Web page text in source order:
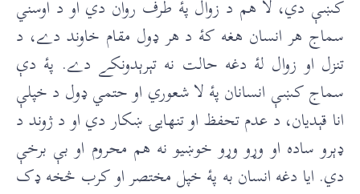
کښې دي، لا هم د زوال پۀ طرف روان دي او د اوسني
سماج هر انسان هغه کۀ د هر ډول مقام خاوند دے، د
تنزل او زوال لۀ دغه حالت نه تېرېدونکے دے. پۀ دې
سماج کښې انسانان پۀ لا شعوري او حتمي ډول د خپلې
انا قېديان، د عدم تحفظ او تنهايۍ ښکار دي او د ژوند د
ډېرو ساده او وړو وړو خوښيو نه هم محروم او بې برخې
دي. ايا دغه انسان به پۀ خپل مختصر او کرب څخه ډک